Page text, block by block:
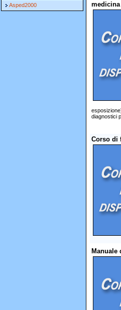
Asped2000
diagnostici
Corso di